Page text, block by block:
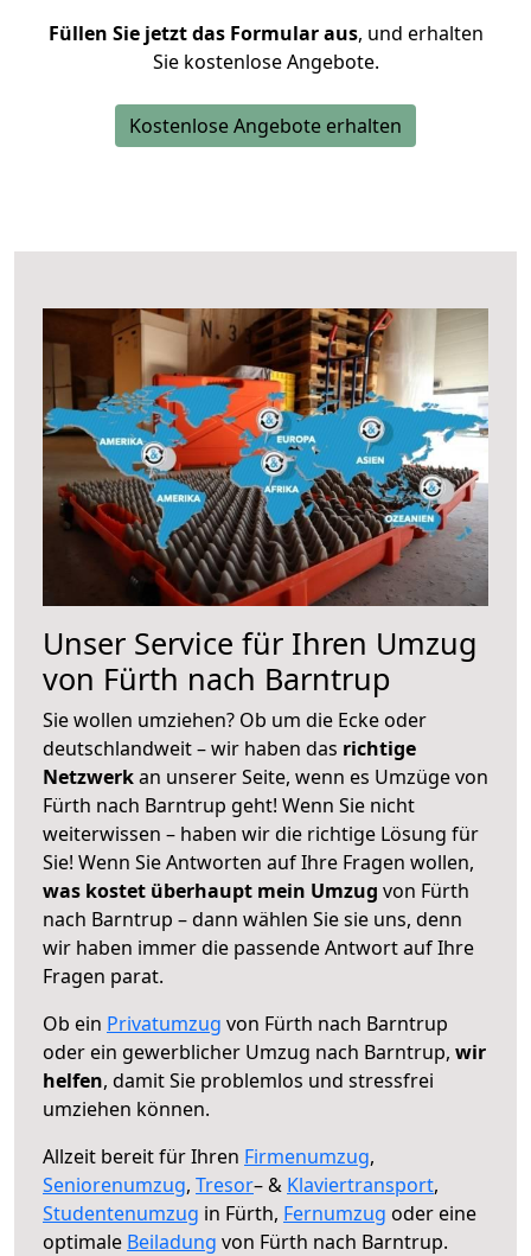
Füllen Sie jetzt das Formular aus, und erhalten
Sie kostenlose Angebote.
Kostenlose Angebote erhalten
Unser Service für Ihren Umzug
von Fürth nach Barntrup
Sie wollen umziehen? Ob um die Ecke oder
deutschlandweit – wir haben das richtige
Netzwerkan unserer Seite, wenn es Umzüge von
Fürth nach Barntrup geht! Wenn Sie nicht
weiterwissen – haben wir die richtige Lösung für
Sie! Wenn Sie Antworten auf Ihre Fragen wollen,
was kostet überhaupt mein Umzug von Fürth
nach Barntrup – dann wählen Sie sie uns, denn
wir haben immer die passende Antwort auf Ihre
Fragen parat.
Ob ein Privatumzug von Fürth nach Barntrup
oder ein gewerblicher Umzug nach Barntrup, wir
helfen, damit Sie problemlos und stressfrei
umziehen können.
Allzeit bereit für Ihren Firmenumzug,
Seniorenumzug, Tresor– & Klaviertransport,
Studentenumzug in Fürth, Fernumzug oder eine
optimale Beiladung von Fürth nach Barntrup.